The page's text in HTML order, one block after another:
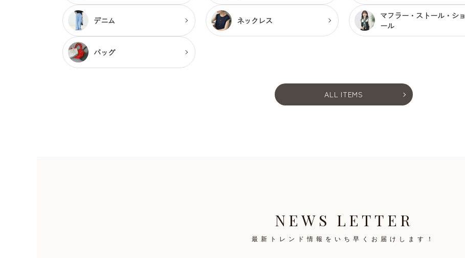
デニム ネックレス
マフラー・ストール・ショ
ール
バッグ
ALL ITEMS
NEWS LETTER
最新トレンド情報を いち早くお届けします！